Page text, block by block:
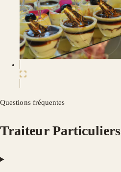
Questions fréquentes
Traiteur Particuliers